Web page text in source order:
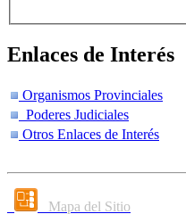
Enlaces de Interés
Organismos Provinciales
Poderes Judiciales
Otros Enlaces de Interés
Mapa del Sitio